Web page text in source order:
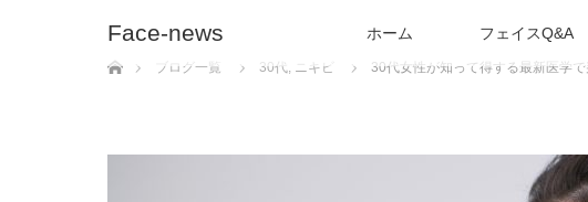
Face-news ホーム フェイスQ&A
ホーム
ブログ一覧
30代, ニキビ 30代女性が知って得する最新医学